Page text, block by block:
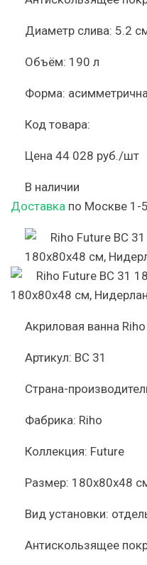
Диаметр слива: 5.2
Объём: 190 л
Форма:
Код товара:
Цена 44 028 руб./шт
В наличии
Доставка по Москве 1-
Акриловая ванна
Артикул: BC 31
Страна-
Фабрика: Riho
Коллекция: Future
Размер: 180x80x48
Вид установки:
Антискользящее